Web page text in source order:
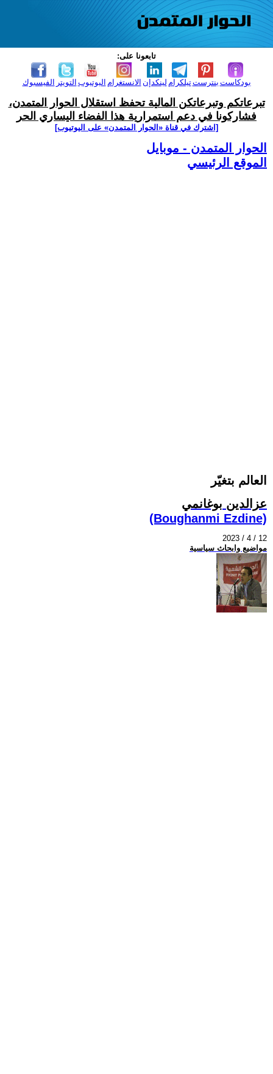
تابعونا على:
الفيسبوك التويتر اليوتيوب الانستغرام لينكدإن تيلكرامبنترست بودكاست
تبرعاتكم وتبرعاتكن المالية تحفظ استقلال الحوار المتمدن،
فشاركونا في دعم استمرارية هذا الفضاء اليساري الحر
[اشترك في قناة ‫«الحوار المتمدن» على اليوتيوب]
الحوار المتمدن - موبايل
الموقع الرئيسي
العالم بتغيّر
عزالدين بوغانمي
(Boughanmi Ezdine)
2023 / 4 / 12
مواضيع وابحاث سياسية